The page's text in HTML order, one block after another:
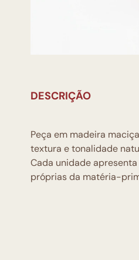
DESCRIÇÃO
Peça em madeira
textura e tonalidade
Cada unidade
próprias da matéria-